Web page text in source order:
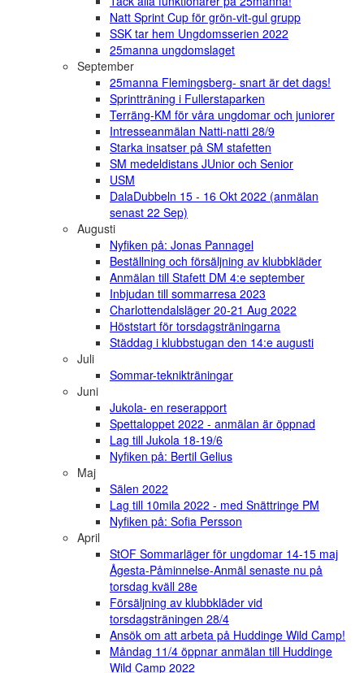
Natt Sprint Cup för grön-vit-gul grupp
SSK tar hem Ungdomsserien 2022
25manna ungdomslaget
September
25manna Flemingsberg- snart är det dags!
Sprintträning i Fullerstaparken
Terräng-KM för våra ungdomar och juniorer
Intresseanmälan Natti-natti 28/9
Starka insatser på SM stafetten
SM medeldistans JUnior och Senior
USM
DalaDubbeln 15 - 16 Okt 2022 (anmälan
senast 22 Sep)
Augusti
Nyfiken på: Jonas Pannagel
Beställning och försäljning av klubbkläder
Anmälan till Stafett DM 4:e september
Inbjudan till sommarresa 2023
Charlottendalsläger 20-21 Aug 2022
Höststart för torsdagsträningarna
Städdag i klubbstugan den 14:e augusti
Juli
Sommar-teknikträningar
Juni
Jukola- en reserapport
Spettaloppet 2022 - anmälan är öppnad
Lag till Jukola 18-19/6
Nyfiken på: Bertil Gelius
Maj
Sälen 2022
Lag till 10mila 2022 - med Snättringe PM
Nyfiken på: Sofia Persson
April
StOF Sommarläger för ungdomar 14-15 maj
Ågesta-Påminnelse-Anmäl senaste nu på
torsdag kväll 28e
Försäljning av klubbkläder vid
torsdagsträningen 28/4
Ansök om att arbeta på Huddinge Wild Camp!
Måndag 11/4 öppnar anmälan till Huddinge
Wild Camp 2022